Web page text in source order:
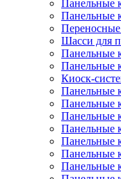
Панельные
Панельные
Шасси для
Панельные
Панельные
Киоск-
Панельные
Панельные
Панельные
Панельные
Панельные
Панельные
Панельные